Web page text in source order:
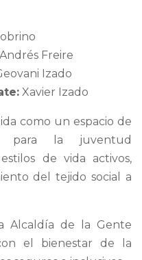
Freire
Izado
Xavier Izado
como un espacio de
para la juventud
de vida activos,
del tejido social a
Alcaldía de la Gente
el bienestar de la